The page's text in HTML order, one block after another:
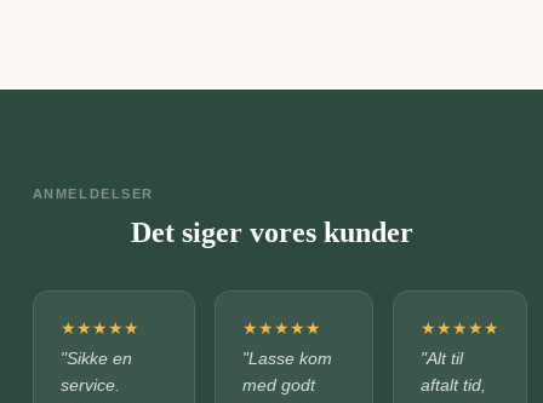
ANMELDELSER
Det siger vores kunder
★★★★★
"Sikke en
service.
★★★★★
"Lasse kom
med godt
★★★★★
"Alt til
aftalt tid,